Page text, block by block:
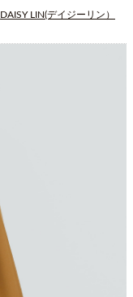
DAISY LIN(デイジーリン）